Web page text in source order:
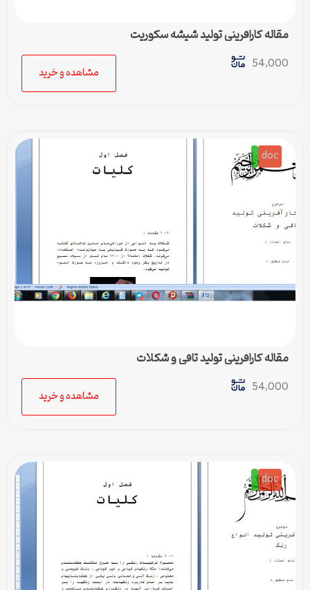
مقاله کارافرینی تولید شیشه سکوریت
54,000
مشاهده و خرید
doc
مقاله کارافرینی تولید تافی و شکلات
54,000
مشاهده و خرید
doc